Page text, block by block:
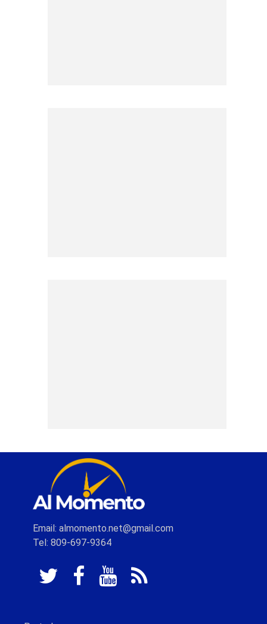
Email: almomento.net@gmail.com
Tel: 809-697-9364